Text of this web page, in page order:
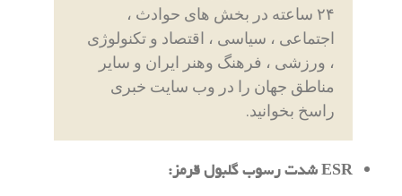
۲۴ ساعته در بخش های حوادث ،
اجتماعی ، سیاسی ، اقتصاد و تکنولوژی
، ورزشی ، فرهنگ وهنر ایران و سایر
مناطق جهان را در وب سایت خبری
راسخ بخوانید.
ESRشدت رسوب گلبول قرمز: